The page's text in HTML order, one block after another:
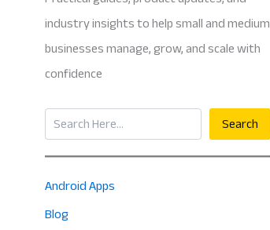
industry insights to help small and medium
businesses manage, grow, and scale with
confidence
Search Search
Android Apps
Blog